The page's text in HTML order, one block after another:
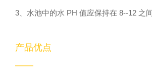
3、水池中的水 PH 值应保持在 8--12 之间
产品优点
——